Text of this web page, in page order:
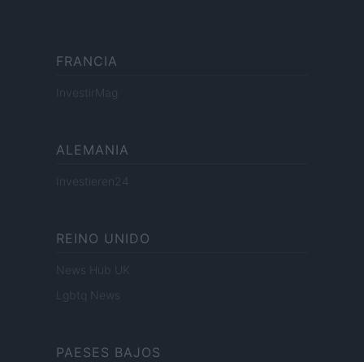
FRANCIA
InvestirMag
ALEMANIA
Investieren24
REINO UNIDO
News Hub UK
Lgbtq News
PAESES BAJOS